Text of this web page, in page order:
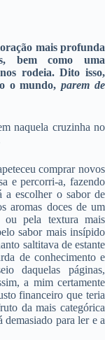
mais profunda
bem como uma
rodeia. Dito isso,
o mundo, parem de
naquela cruzinha no
comprar novos
e percorri-a, fazendo
a escolher o sabor de
aromas doces de um
ou pela textura mais
sabor mais insípido
saltitava de estante
de conhecimento e
daquelas páginas,
a mim certamente
financeiro que teria
da mais categórica
demasiado para ler e a